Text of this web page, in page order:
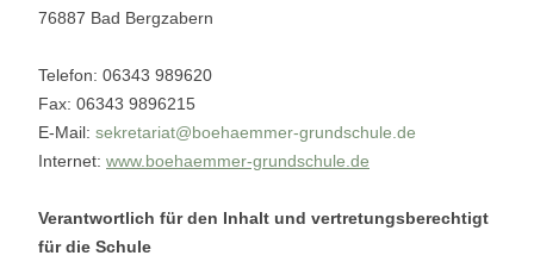
76887 Bad Bergzabern
Telefon: 06343 989620
Fax: 06343 9896215
E-Mail: sekretariat@boehaemmer-grundschule.de
Internet: www.boehaemmer-grundschule.de
Verantwortlich für den Inhalt und vertretungsberechtigt
für die Schule